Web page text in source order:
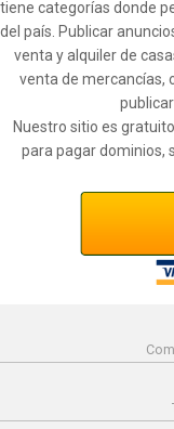
tiene categorías donde
del país. Publicar
venta y alquiler de
venta de mercancías,
Nuestro sitio es
para pagar dominios,